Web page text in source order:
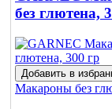
без глютена,
Добавить в
Макароны без